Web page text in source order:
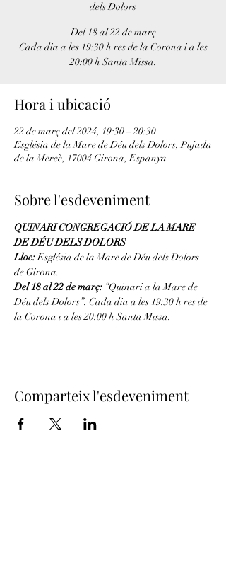
dels Dolors
Del 18 al 22 de març
Cada dia a les 19:30 h res de la Corona i a les
20:00 h Santa Missa.
Hora i ubicació
22 de març del 2024, 19:30 – 20:30
Església de la Mare de Déu dels Dolors, Pujada
de la Mercè, 17004 Girona, Espanya
Sobre l'esdeveniment
QUINARI CONGREGACIÓ DE LA MARE
DE DÉU DELS DOLORS
Lloc: Església de la Mare de Déu dels Dolors
de Girona.
Del 18 al 22 de març: “Quinari a la Mare de
Déu dels Dolors”. Cada dia a les 19:30 h res de
la Corona i a les 20:00 h Santa Missa.
Comparteix l'esdeveniment